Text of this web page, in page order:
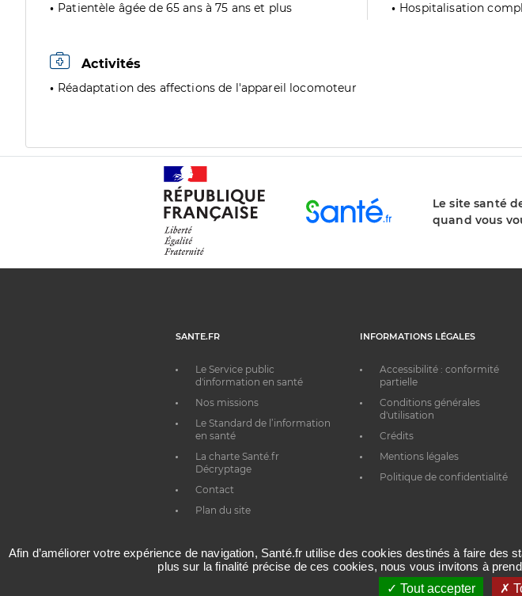
Patientèle âgée de 65 ans à 75 ans et plus Hospitalisation
Activités
Réadaptation des affections de l'appareil locomoteur
Le site santé
quand vous
SANTE.FR
Le Service public
d'information en santé
Nos missions
Le Standard de l’information
en santé
La charte Santé.fr
Décryptage
Contact
Plan du site
INFORMATIONS LÉGALES
Accessibilité : conformité
partielle
Conditions générales
d'utilisation
Crédits
Mentions légales
Politique de confidentialité
Afin d’améliorer votre expérience de navigation, Santé.fr utilise des cookies destinés à faire
plus sur la finalité précise de ces cookies, nous vous invitons à
Tout accepter